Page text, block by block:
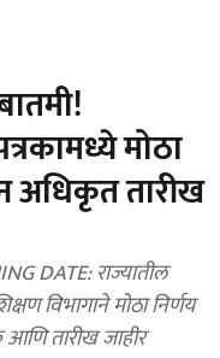
मोठा
अधिकृत तारीख
राज्यातील
विभागाने मोठा निर्णय
तारीख जाहीर